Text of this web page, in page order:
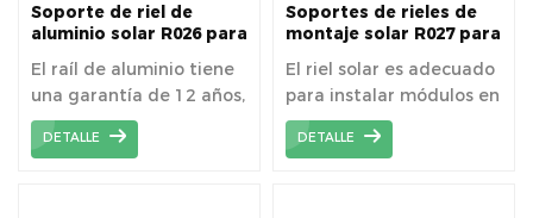
Soporte de riel de
aluminio solar R026 para
El raíl de aluminio tiene
una garantía de 12 años,
siempre que la
instalación se haya
DETALLE
Soportes de rieles de
montaje solar R027 para
instalación fijados en la
casa del techo
El riel solar es adecuado
para instalar módulos en
techos existentes o para
aplicaciones de nueva
DETALLE